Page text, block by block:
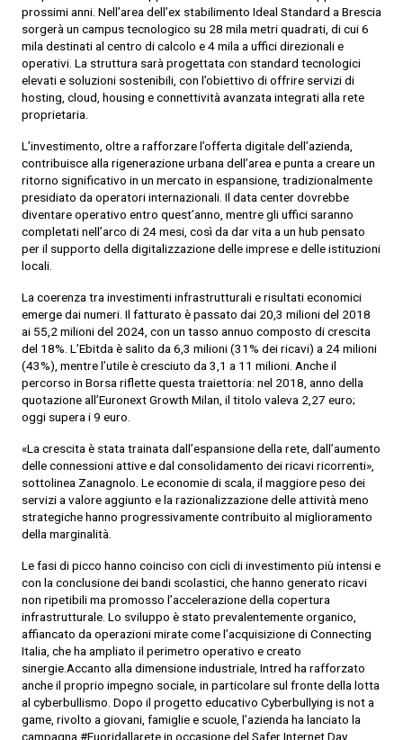
prossimi anni. Nell’area dell’ex stabilimento Ideal Standard a Brescia
sorgerà un campus tecnologico su 28 mila metri quadrati, di cui 6
mila destinati al centro di calcolo e 4 mila a uffici direzionali e
operativi. La struttura sarà progettata con standard tecnologici
elevati e soluzioni sostenibili, con l’obiettivo di offrire servizi di
hosting, cloud, housing e connettività avanzata integrati alla rete
proprietaria.
L’investimento, oltre a rafforzare l’offerta digitale dell’azienda,
contribuisce alla rigenerazione urbana dell’area e punta a creare un
ritorno significativo in un mercato in espansione, tradizionalmente
presidiato da operatori internazionali. Il data center dovrebbe
diventare operativo entro quest’anno, mentre gli uffici saranno
completati nell’arco di 24 mesi, così da dar vita a un hub pensato
per il supporto della digitalizzazione delle imprese e delle istituzioni
locali.
La coerenza tra investimenti infrastrutturali e risultati economici
emerge dai numeri. Il fatturato è passato dai 20,3 milioni del 2018
ai 55,2 milioni del 2024, con un tasso annuo composto di crescita
del 18%. L’Ebitda è salito da 6,3 milioni (31% dei ricavi) a 24 milioni
(43%), mentre l’utile è cresciuto da 3,1 a 11 milioni. Anche il
percorso in Borsa riflette questa traiettoria: nel 2018, anno della
quotazione all’Euronext Growth Milan, il titolo valeva 2,27 euro;
oggi supera i 9 euro.
«La crescita è stata trainata dall’espansione della rete, dall’aumento
delle connessioni attive e dal consolidamento dei ricavi ricorrenti»,
sottolinea Zanagnolo. Le economie di scala, il maggiore peso dei
servizi a valore aggiunto e la razionalizzazione delle attività meno
strategiche hanno progressivamente contribuito al miglioramento
della marginalità.
Le fasi di picco hanno coinciso con cicli di investimento più intensi e
con la conclusione dei bandi scolastici, che hanno generato ricavi
non ripetibili ma promosso l’accelerazione della copertura
infrastrutturale. Lo sviluppo è stato prevalentemente organico,
affiancato da operazioni mirate come l’acquisizione di Connecting
Italia, che ha ampliato il perimetro operativo e creato
sinergie.Accanto alla dimensione industriale, Intred ha rafforzato
anche il proprio impegno sociale, in particolare sul fronte della lotta
al cyberbullismo. Dopo il progetto educativo Cyberbullying is not a
game, rivolto a giovani, famiglie e scuole, l’azienda ha lanciato la
campagna #Fuoridallarete in occasione del Safer Internet Day.